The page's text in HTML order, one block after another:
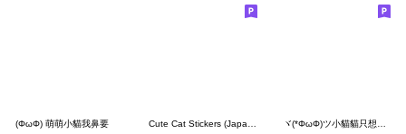
(ΦωΦ) 萌萌小貓我鼻要